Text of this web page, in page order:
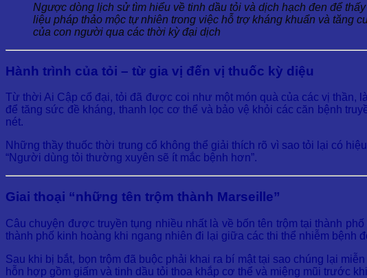
Ngược dòng lịch sử tìm hiểu về tinh dầu tỏi và dịch hạch đen để
liệu pháp thảo mộc tự nhiên trong việc hỗ trợ kháng khuẩn và tăng
của con người qua các thời kỳ đại dịch
Hành trình của tỏi – từ gia vị đến vị thuốc kỳ diệu
Từ thời Ai Cập cổ đại, tỏi đã được coi như một món quà của các vị thần,
để tăng sức đề kháng, thanh lọc cơ thể và bảo vệ khỏi các căn bệnh
nét.
Những thầy thuốc thời trung cổ không thể giải thích rõ vì sao tỏi lại có
“Người dùng tỏi thường xuyên sẽ ít mắc bệnh hơn”.
Giai thoại “những tên trộm thành Marseille”
Câu chuyện được truyền tụng nhiều nhất là về bốn tên trộm tại thành
thành phố kinh hoàng khi ngang nhiên đi lại giữa các thi thể nhiễm bệnh
Sau khi bị bắt, bọn trộm đã buộc phải khai ra bí mật tại sao chúng lại
hỗn hợp gồm giấm và tinh dầu tỏi thoa khắp cơ thể và miệng mũi trước